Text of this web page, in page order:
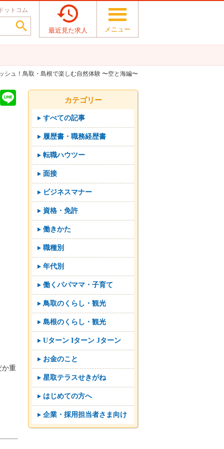
ットコム


最近見た求人 メニュー
シュ！鳥取・島根で楽しむ自然体験 〜空と海編〜
Li
か重
カテゴリー
すべての記事
履歴書・職務経歴書
転職ハウツー
面接
ビジネスマナー
資格・免許
働きかた
職種別
年代別
働くパパママ・子育て
鳥取のくらし・観光
島根のくらし・観光
Uターン Iターン Jターン
お金のこと
星取テラスせきがね
はじめての方へ
企業・採用担当者さま向け